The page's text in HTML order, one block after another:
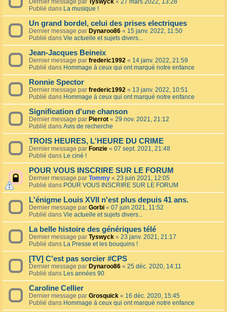
Dernier message par Tyswyck « 27 mars 2022, 13:28
Publié dans La musique !
Un grand bordel, celui des prises electriques
Dernier message par Dynaroo86 « 15 janv. 2022, 11:50
Publié dans Vie actuelle et sujets divers...
Jean-Jacques Beineix
Dernier message par frederic1992 « 14 janv. 2022, 21:59
Publié dans Hommage à ceux qui ont marqué notre enfance
Ronnie Spector
Dernier message par frederic1992 « 13 janv. 2022, 10:51
Publié dans Hommage à ceux qui ont marqué notre enfance
Signification d'une chanson
Dernier message par Pierrot « 29 nov. 2021, 21:12
Publié dans Avis de recherche
TROIS HEURES, L'HEURE DU CRIME
Dernier message par Fonzie « 07 sept. 2021, 21:48
Publié dans Le ciné !
POUR VOUS INSCRIRE SUR LE FORUM
Dernier message par Tommy « 23 juin 2021, 12:05
Publié dans POUR VOUS INSCRIRE SUR LE FORUM
L'énigme Louis XVII n'est plus depuis 41 ans.
Dernier message par Gorbi « 07 juin 2021, 11:52
Publié dans Vie actuelle et sujets divers...
La belle histoire des génériques télé
Dernier message par Tyswyck « 23 janv. 2021, 21:17
Publié dans La Presse et les bouquins !
[TV] C'est pas sorcier #CPS
Dernier message par Dynaroo86 « 25 déc. 2020, 14:11
Publié dans Les années 90
Caroline Cellier
Dernier message par Grosquick « 16 déc. 2020, 15:45
Publié dans Hommage à ceux qui ont marqué notre enfance